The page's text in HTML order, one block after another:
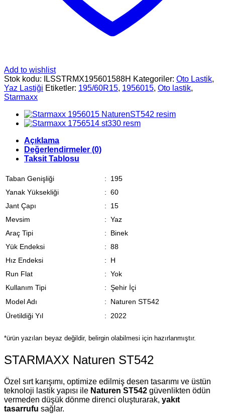
Add to wishlist
Stok kodu:
ILSSTRMX195601588H Kategoriler: Oto Lastik,
Yaz Lastiği Etiketler: 195/60R15, 1956015, Oto lastik,
Starmaxx
Açıklama
Değerlendirmeler (0)
Taksit Tablosu
Taban Genişliği :
195
Yanak Yüksekliği
: 60
Jant Çapı
:
15
Mevsim
: Yaz
Araç Tipi
:
Binek
Yük Endeksi
: 88
Hız Endeksi
:
H
Run Flat
: Yok
Kullanım Tipi
: Şehir İçi
Model Adı
:
Naturen ST542
Üretildiği Yıl
: 2022
*ürün yazıları beyaz değildir, belirgin olabilmesi için hazırlanmıştır.
STARMAXX Naturen ST542
Özel sırt karışımı, optimize edilmiş desen tasarımı ve üstün
teknoloji lastik yapısı ile Naturen ST542 güvenlikten ödün
vermeden düşük dönme direnci oluşturarak, yakıt
tasarrufu sağlar.